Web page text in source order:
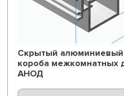
Скрытый
короба межкомнатных
АНОД